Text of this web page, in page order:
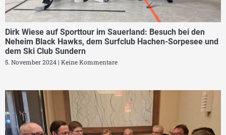
Dirk Wiese auf Sporttour im Sauerland: Besuch bei den
Neheim Black Hawks, dem Surfclub Hachen-Sorpesee und
dem Ski Club Sundern
5. November 2024 Keine Kommentare